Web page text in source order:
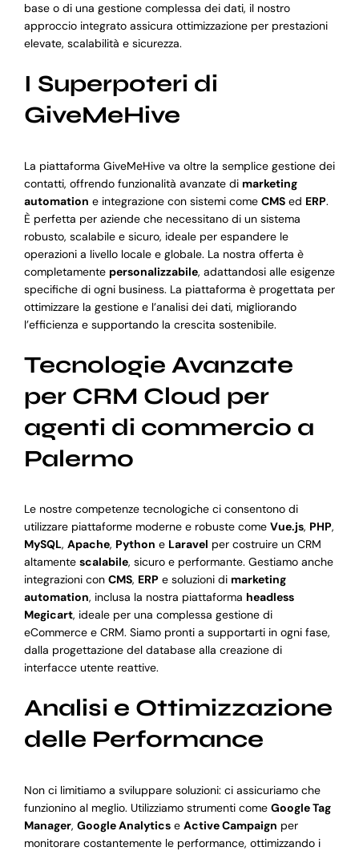
base o di una gestione complessa dei dati, il nostro
approccio integrato assicura ottimizzazione per prestazioni
elevate, scalabilità e sicurezza.
I Superpoteri di
GiveMeHive
La piattaforma GiveMeHive va oltre la semplice gestione dei
contatti, offrendo funzionalità avanzate di marketing
automation e integrazione con sistemi come CMSed ERP.
È perfetta per aziende che necessitano di un sistema
robusto, scalabile e sicuro, ideale per espandere le
operazioni a livello locale e globale. La nostra offerta è
completamente personalizzabile, adattandosi alle esigenze
specifiche di ogni business. La piattaforma è progettata per
ottimizzare la gestione e l’analisi dei dati, migliorando
l’efficienza e supportando la crescita sostenibile.
Tecnologie Avanzate
per CRM Cloud per
agenti di commercio a
Palermo
Le nostre competenze tecnologiche ci consentono di
utilizzare piattaforme moderne e robuste come Vue.js, PHP,
MySQL, Apache, Python e Laravel per costruire un CRM
altamente scalabile, sicuro e performante. Gestiamo anche
integrazioni con CMS, ERPe soluzioni di marketing
automation, inclusa la nostra piattaforma headless
Megicart, ideale per una complessa gestione di
eCommerce e CRM. Siamo pronti a supportarti in ogni fase,
dalla progettazione del database alla creazione di
interfacce utente reattive.
Analisi e Ottimizzazione
delle Performance
Non ci limitiamo a sviluppare soluzioni: ci assicuriamo che
funzionino al meglio. Utilizziamo strumenti come Google Tag
Manager, Google Analyticse Active Campaign per
monitorare costantemente le performance, ottimizzando i